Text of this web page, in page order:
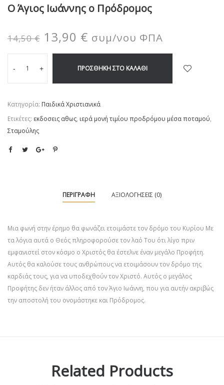
Ο Άγιος Ιωάννης ο Πρόδρομος
14,50€ 13,90 € συμ/νου ΦΠΑ
- + ΠΡΟΣΘΉΚΗ ΣΤΟ ΚΑΛΆΘΙ
Κατηγορία: Παιδικά Χριστιανικά
Ετικέτες: εκδοσεις αθως, ιερά μονή τιμίου προδρόμου μέσα ποταμού,
Σταμούλης
ΠΕΡΙΓΡΑΦΉ ΑΞΙΟΛΟΓΉΣΕΙΣ (0)
Μια φωνή στην έρημο θα φωνάζει ετοιμάστε τον δρόμο του Κυρίου Με
τα λόγια αυτά ο Θεός πληροφορούσε τον λαό Του ότι λίγο πριν
εμφανιστεί στον κόσμο ο Χριστός θα έστελνε έναν μεγάλο Προφήτη.
Αυτός θα καλούσε τους ανθρώπους να ετοιμάσουν τον δρόμο της
καρδιάς τους, για να υποδεχθούν τον Χριστό. Αυτός ο μεγάλος
Προφήτης δεν ήταν άλλος από τον Άγιο Ιωάννη, που για αυτήν ακριβώς
την αποστολή του ονομάστηκε και Πρόδρομος.
Related Products